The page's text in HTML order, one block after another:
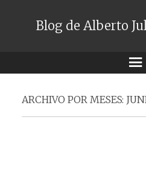
Blog de Alberto
ARCHIVO POR MESES: